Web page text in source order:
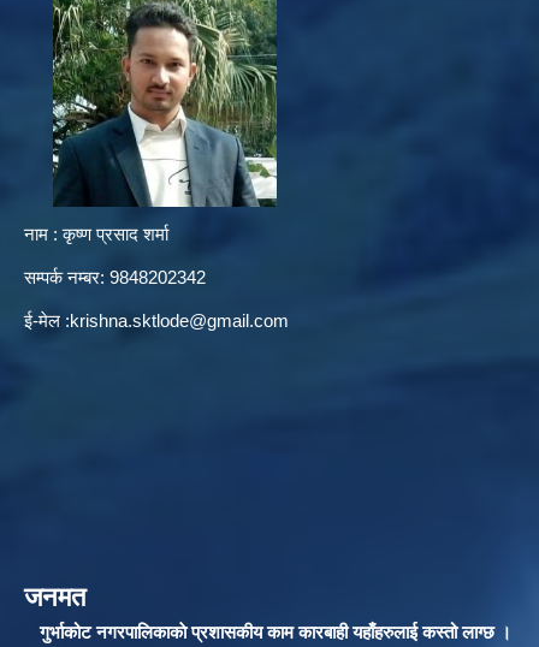
नाम : कृष्ण प्रसाद शर्मा
सम्पर्क नम्बर: 9848202342
ई-मेल :krishna.sktlode@gmail.com
जनमत
गुर्भाकोट नगरपालिकाकाे प्रशासकीय काम कारबाही यहाँहरुलाई कस्तो लाग्छ ।